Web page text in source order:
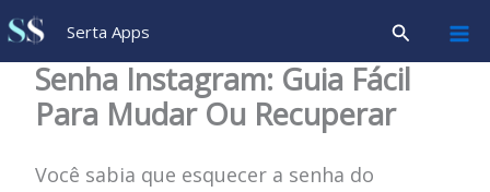
Ir
para
conteúdo
Serta Apps Pesquisar
Senha Instagram: Guia Fácil
Para Mudar Ou Recuperar
Você sabia que esquecer a senha do